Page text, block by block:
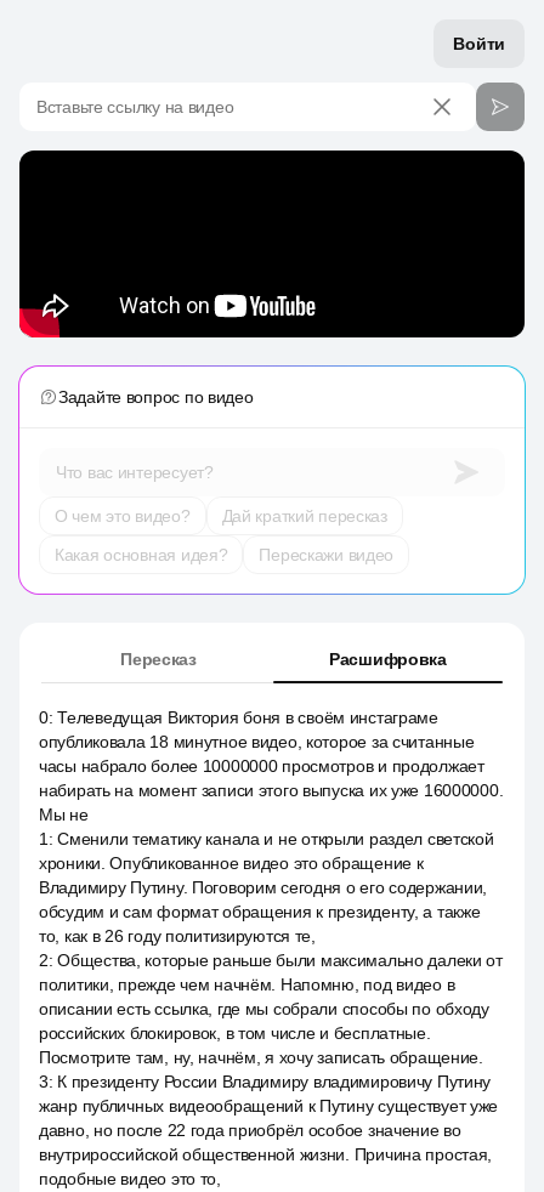
Войти
Вставьте ссылку на видео
Задайте вопрос по видео
Что вас интересует?
О чем это видео?
Дай краткий пересказ
Какая основная идея?
Перескажи видео
Пересказ Расшифровка
0:Телеведущая Виктория боня в своём инстаграме
опубликовала 18 минутное видео, которое за считанные
часы набрало более 10000000 просмотров и продолжает
набирать на момент записи этого выпуска их уже 16000000.
Мы не
1 :Сменили тематику канала и не открыли раздел светской
хроники. Опубликованное видео это обращение к
Владимиру Путину. Поговорим сегодня о его содержании,
обсудим и сам формат обращения к президенту, а также
то, как в 26 году политизируются те,
2:Общества, которые раньше были максимально далеки от
политики, прежде чем начнём. Напомню, под видео в
описании есть ссылка, где мы собрали способы по обходу
российских блокировок, в том числе и бесплатные.
Посмотрите там, ну, начнём, я хочу записать обращение.
3: К президенту России Владимиру владимировичу Путину
жанр публичных видеообращений к Путину существует уже
давно, но после 22 года приобрёл особое значение во
внутрироссийской общественной жизни. Причина простая,
подобные видео это то,